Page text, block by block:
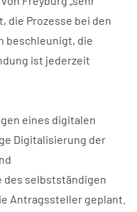
die Prozesse bei den
beschleunigt, die
ist jederzeit
eines digitalen
Digitalisierung der
des selbstständigen
Antragssteller geplant.